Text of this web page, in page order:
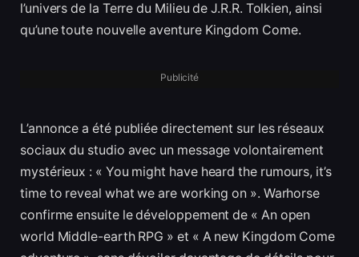
l’univers de la Terre du Milieu de J.R.R. Tolkien, ainsi
qu’une toute nouvelle aventure Kingdom Come.
Publicité
L’annonce a été publiée directement sur les réseaux
sociaux du studio avec un message volontairement
mystérieux : « You might have heard the rumours, it’s
time to reveal what we are working on ». Warhorse
confirme ensuite le développement de « An open
world Middle-earth RPG » et « A new Kingdom Come